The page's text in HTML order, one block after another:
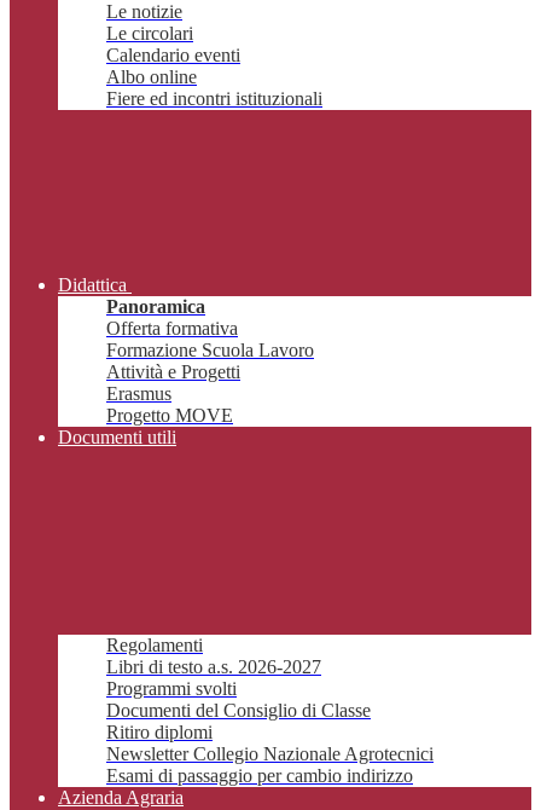
Le notizie
Le circolari
Calendario eventi
Albo online
Fiere ed incontri istituzionali
Didattica
Panoramica
Offerta formativa
Formazione Scuola Lavoro
Attività e Progetti
Erasmus
Progetto MOVE
Documenti utili
Regolamenti
Libri di testo a.s. 2026-2027
Programmi svolti
Documenti del Consiglio di Classe
Ritiro diplomi
Newsletter Collegio Nazionale Agrotecnici
Esami di passaggio per cambio indirizzo
Azienda Agraria